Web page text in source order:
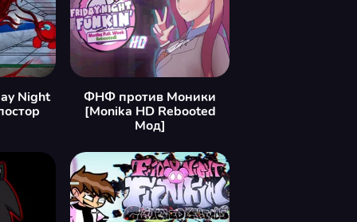
Night
ФНФ против Моники
[Monika HD Rebooted
Мод]